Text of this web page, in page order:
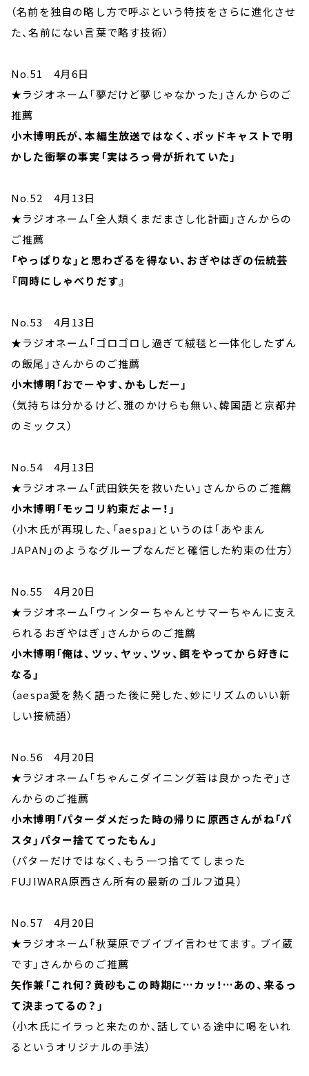
（名前を独自の略し方で呼ぶという特技をさらに進化させ
た、名前にない言葉で略す技術）
No.51 4月6日
★ラジオネーム「夢だけど夢じゃなかった」さんからのご
推薦
小木博明氏が、本編生放送ではなく、ポッドキャストで明
かした衝撃の事実「実はろっ骨が折れていた」
No.52 4月13日
★ラジオネーム「全人類くまだまさし化計画」さんからの
ご推薦
「やっぱりな」と思わざるを得ない、おぎやはぎの伝統芸
『同時にしゃべりだす』
No.53 4月13日
★ラジオネーム「ゴロゴロし過ぎて絨毯と一体化したずん
の飯尾」さんからのご推薦
小木博明「おでーやす、かもしだー」
（気持ちは分かるけど、雅のかけらも無い、韓国語と京都弁
のミックス）
No.54 4月13日
★ラジオネーム「武田鉄矢を救いたい」さんからのご推薦
小木博明「モッコリ約束だよー！」
（小木氏が再現した、「aespa」というのは「あやまん
JAPAN」のようなグループなんだと確信した約束の仕方）
No.55 4月20日
★ラジオネーム「ウィンターちゃんとサマーちゃんに支え
られるおぎやはぎ」さんからのご推薦
小木博明「俺は、ツッ、ヤッ、ツッ、餌をやってから好きに
なる」
（aespa愛を熱く語った後に発した、妙にリズムのいい新
しい接続語）
No.56 4月20日
★ラジオネーム「ちゃんこダイニング若は良かったぞ」さ
んからのご推薦
小木博明「パターダメだった時の帰りに原西さんがね「パ
スタ」パター捨ててったもん」
（パターだけではなく、もう一つ捨ててしまった
FUJIWARA原西さん所有の最新のゴルフ道具）
No.57 4月20日
★ラジオネーム「秋葉原でブイブイ言わせてます。ブイ蔵
です」さんからのご推薦
矢作兼「これ何？黄砂もこの時期に…カッ！…あの、来るっ
て決まってるの？」
（小木氏にイラっと来たのか、話している途中に喝をいれ
るというオリジナルの手法）